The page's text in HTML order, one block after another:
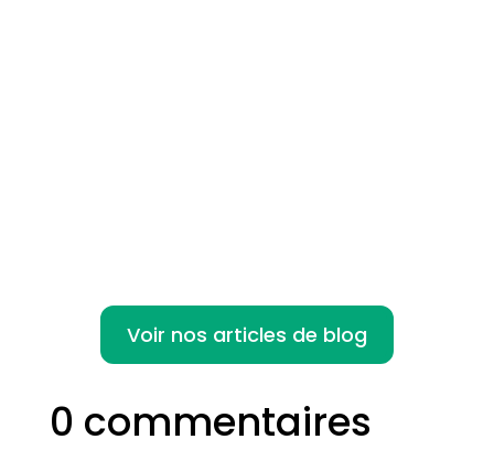
Voir nos articles de blog
0 commentaires